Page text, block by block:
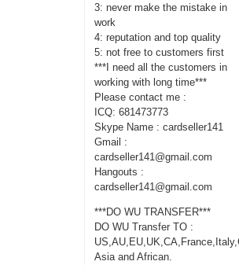
3: never make the mistake in
work
4: reputation and top quality
5: not free to customers first
***I need all the customers in
working with long time***
Please contact me :
ICQ: 681473773
Skype Name : cardseller141
Gmail :
cardseller141@gmail.com
Hangouts :
cardseller141@gmail.com
***DO WU TRANSFER***
DO WU Transfer TO :
Asia and African.